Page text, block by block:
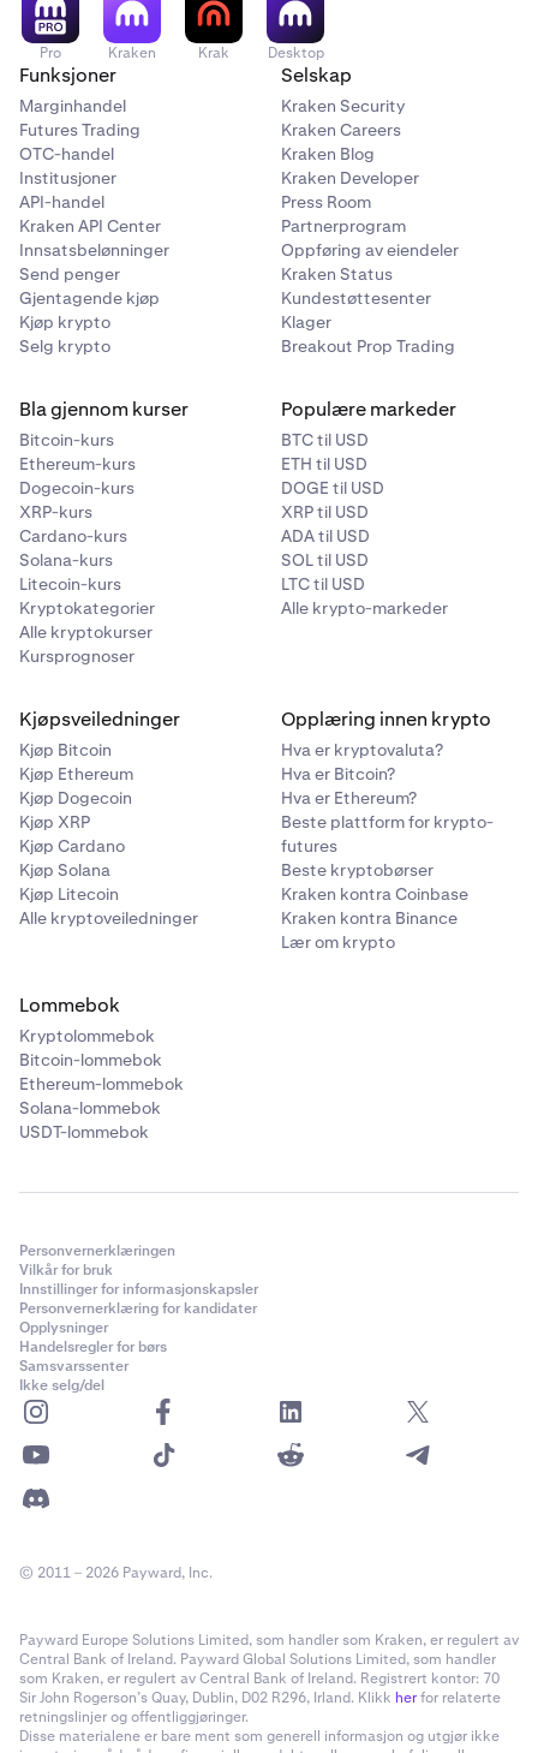
Pro Kraken Krak Desktop
Funksjoner
Marginhandel
Futures Trading
OTC-handel
Institusjoner
API-handel
Kraken API Center
Innsatsbelønninger
Send penger
Gjentagende kjøp
Kjøp krypto
Selg krypto
Selskap
Kraken Security
Kraken Careers
Kraken Blog
Kraken Developer
Press Room
Partnerprogram
Oppføring av eiendeler
Kraken Status
Kundestøttesenter
Klager
Breakout Prop Trading
Bla gjennom kurser
Bitcoin-kurs
Ethereum-kurs
Dogecoin-kurs
XRP-kurs
Cardano-kurs
Solana-kurs
Litecoin-kurs
Kryptokategorier
Alle kryptokurser
Kursprognoser
Populære markeder
BTC til USD
ETH til USD
DOGE til USD
XRP til USD
ADA til USD
SOL til USD
LTC til USD
Alle krypto-markeder
Kjøpsveiledninger
Kjøp Bitcoin
Kjøp Ethereum
Kjøp Dogecoin
Kjøp XRP
Kjøp Cardano
Kjøp Solana
Kjøp Litecoin
Alle kryptoveiledninger
Opplæring innen krypto
Hva er kryptovaluta?
Hva er Bitcoin?
Hva er Ethereum?
Beste plattform for krypto-
futures
Beste kryptobørser
Kraken kontra Coinbase
Kraken kontra Binance
Lær om krypto
Lommebok
Kryptolommebok
Bitcoin-lommebok
Ethereum-lommebok
Solana-lommebok
USDT-lommebok
Personvernerklæringen
Vilkår for bruk
Innstillinger for informasjonskapsler
Personvernerklæring for kandidater
Opplysninger
Handelsregler for børs
Samsvarssenter
Ikke selg/del
© 2011 – 2026 Payward, Inc.
Payward Europe Solutions Limited, som handler som Kraken, er regulert av
Central Bank of Ireland. Payward Global Solutions Limited, som handler
som Kraken, er regulert av Central Bank of Ireland. Registrert kontor: 70
Sir John Rogerson’s Quay, Dublin, D02 R296, Irland. Klikk herfor relaterte
retningslinjer og offentliggjøringer.
Disse materialene er bare ment som generell informasjon og utgjør ikke